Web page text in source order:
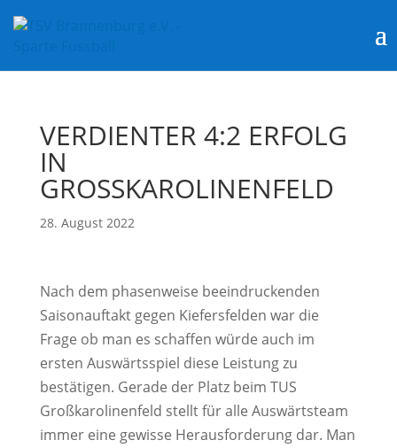
VERDIENTER 4:2 ERFOLG
IN
GROSSKAROLINENFELD
28. August 2022
Nach dem phasenweise beeindruckenden
Saisonauftakt gegen Kiefersfelden war die
Frage ob man es schaffen würde auch im
ersten Auswärtsspiel diese Leistung zu
bestätigen. Gerade der Platz beim TUS
Großkarolinenfeld stellt für alle Auswärtsteam
immer eine gewisse Herausforderung dar. Man